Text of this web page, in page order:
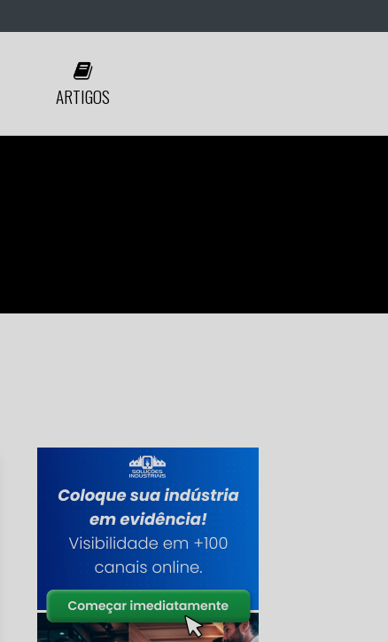
ARTIGOS